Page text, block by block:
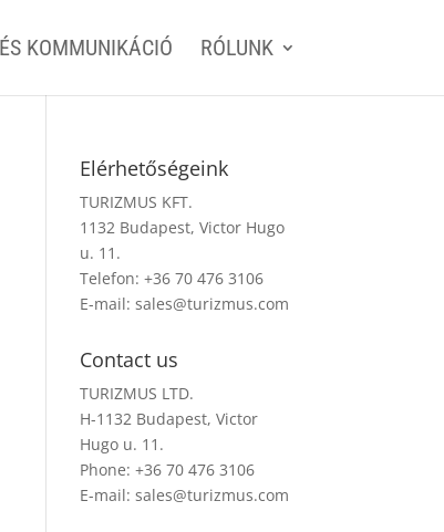
KOMMUNIKÁCIÓ RÓLUNK
Elérhetőségeink
TURIZMUS KFT.
1132 Budapest, Victor Hugo
u. 11.
Telefon: +36 70 476 3106
E-mail:sales@turizmus.com
Contact us
TURIZMUS LTD.
H-1132 Budapest, Victor
Hugo u. 11.
Phone: +36 70 476 3106
E-mail:sales@turizmus.com